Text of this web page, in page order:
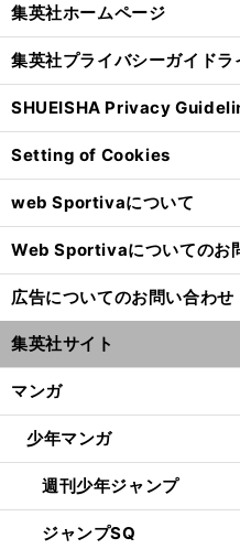
集英社ホームページ
集英社プライバシーガイドラ
SHUEISHA Privacy
Setting of Cookies
web Sportivaについて
Web Sportivaについてのお
広告についてのお問い合わせ
集英社サイト
マンガ
少年マンガ
週刊少年ジャンプ
ジャンプSQ